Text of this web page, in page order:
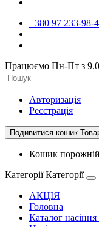
+380 97 233-98-
Працюємо Пн-Пт з
Авторизація
Реєстрація
Подивитися кошик
Кошик
Категорії Категорії
АКЦІЯ
Головна
Каталог